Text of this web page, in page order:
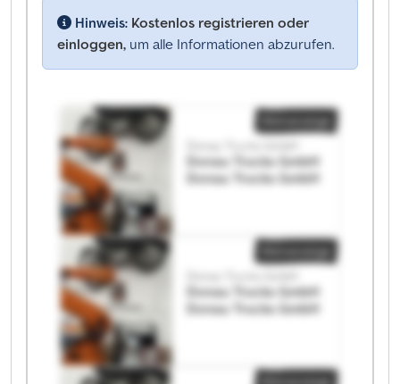
Hinweis: Kostenlos registrieren oder
einloggen, um alle Informationen abzurufen.
Donau Trucks GmbH
Donau Trucks GmbH
Donau Trucks GmbH
Donau Trucks GmbH